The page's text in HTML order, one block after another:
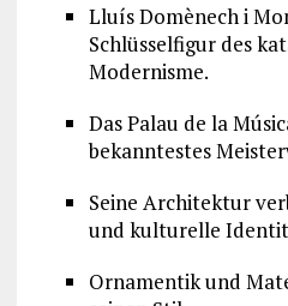
Lluís Domènech i
Schlüsselfigur des
Modernisme.
DasPalau de la
bekanntestes
Seine Architektur
und kulturelle
Ornamentik und